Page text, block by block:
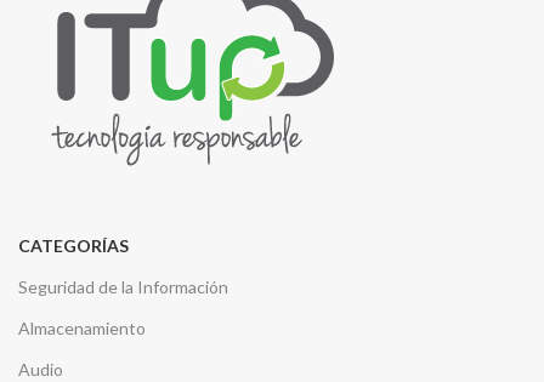
CATEGORÍAS
Seguridad de la Información
Almacenamiento
Audio